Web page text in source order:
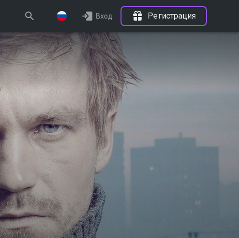
Вход Регистрация